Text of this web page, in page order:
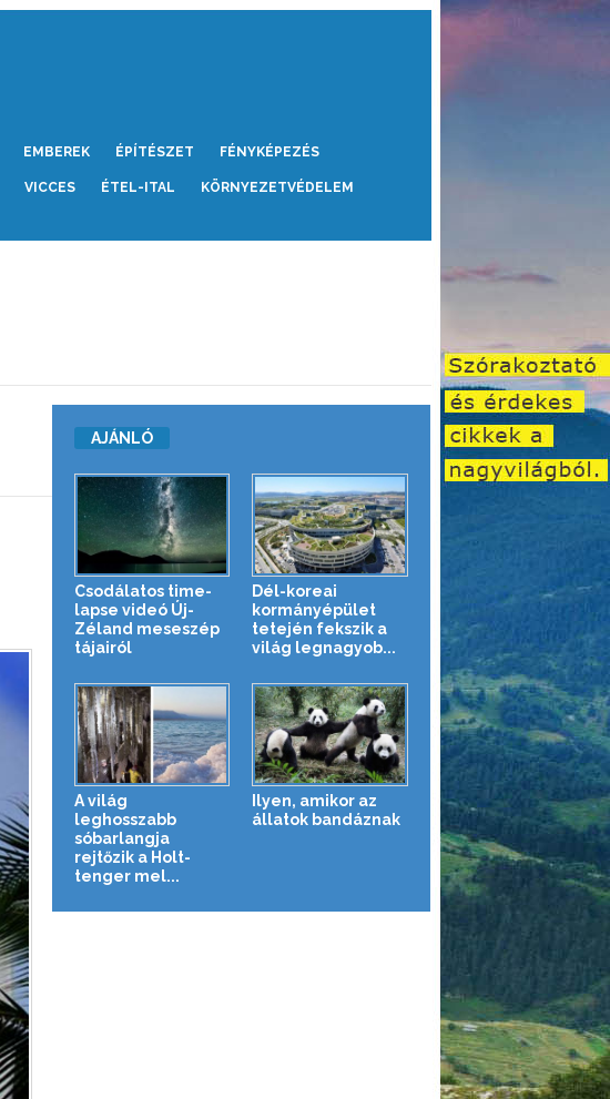
EMBEREK ÉPÍTÉSZET FÉNYKÉPEZÉS
VICCES ÉTEL-ITAL KÖRNYEZETVÉDELEM
AJÁNLÓ
Csodálatos time-
lapse videó Új-
Zéland meseszép
tájairól
Dél-koreai
kormányépület
tetején fekszik a
világ legnagyob...
A világ
leghosszabb
sóbarlangja
rejtőzik a Holt-
tenger mel...
Ilyen, amikor az
állatok bandáznak